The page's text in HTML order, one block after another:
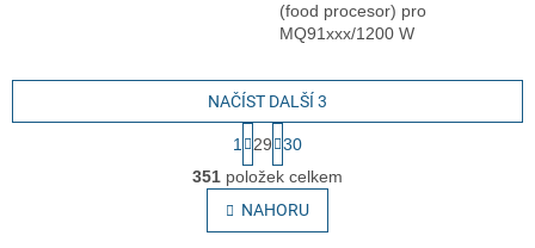
(food procesor) pro
MQ91xxx/1200 W
O
v
l
á
NAČÍST DALŠÍ 3
t
r
á
n
k
1 29
30
351 položek celkem
NAHORU